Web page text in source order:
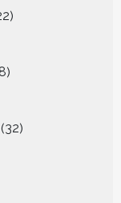
producten
producten
32
producten